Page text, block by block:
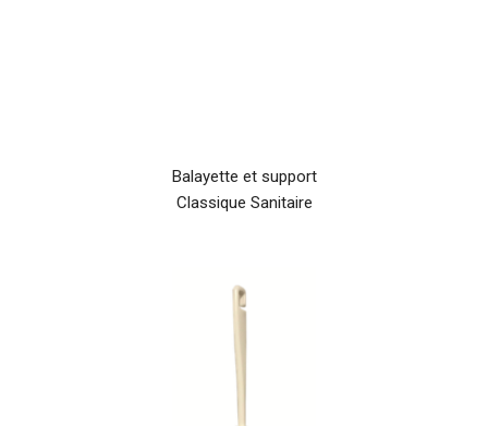
Balayette et support
Classique Sanitaire